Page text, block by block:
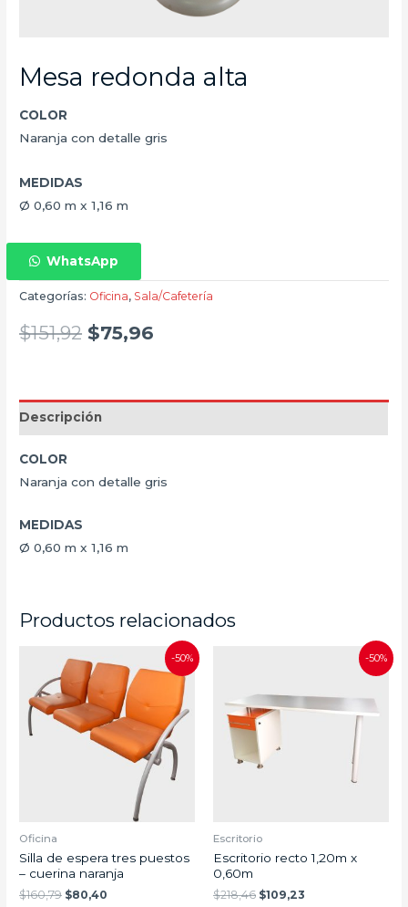
Mesa redonda alta
COLOR
Naranja con detalle gris
MEDIDAS
Ø 0,60 m x 1,16 m
WhatsApp
Categorías: Oficina, Sala/Cafetería
$151,92 $75,96
Descripción
COLOR
Naranja con detalle gris
MEDIDAS
Ø 0,60 m x 1,16 m
Productos relacionados
-50%
Oficina
Silla de espera tres puestos
– cuerina naranja
$160,79 $80,40
-50%
Escritorio
Escritorio recto 1,20m x
0,60m
$218,46 $109,23